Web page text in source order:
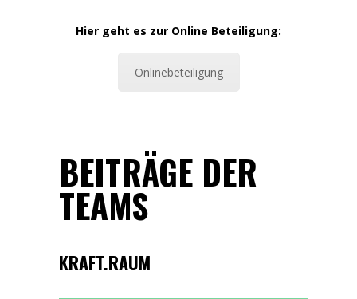
Hier geht es zur Online Beteiligung:
Onlinebeteiligung
BEITRÄGE DER
TEAMS
KRAFT.RAUM